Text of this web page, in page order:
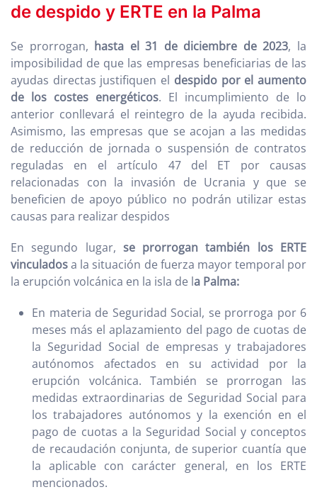
de despido y ERTE en la Palma
Se prorrogan, hasta el 31 de diciembre de 2023, la
imposibilidad de que las empresas beneficiarias de las
ayudas directas justifiquen el despido por el aumento
de los costes energéticos. El incumplimiento de lo
anterior conllevará el reintegro de la ayuda recibida.
Asimismo, las empresas que se acojan a las medidas
de reducción de jornada o suspensión de contratos
reguladas en el artículo 47 del ET por causas
relacionadas con la invasión de Ucrania y que se
beneficien de apoyo público no podrán utilizar estas
causas para realizar despidos
En segundo lugar, se prorrogan también los ERTE
vinculadosa la situación de fuerza mayor temporal por
la erupción volcánica en la isla de la Palma:
En materia de Seguridad Social, se prorroga por 6
meses más el aplazamiento del pago de cuotas de
la Seguridad Social de empresas y trabajadores
autónomos afectados en su actividad por la
erupción volcánica. También se prorrogan las
medidas extraordinarias de Seguridad Social para
los trabajadores autónomos y la exención en el
pago de cuotas a la Seguridad Social y conceptos
de recaudación conjunta, de superior cuantía que
la aplicable con carácter general, en los ERTE
mencionados.